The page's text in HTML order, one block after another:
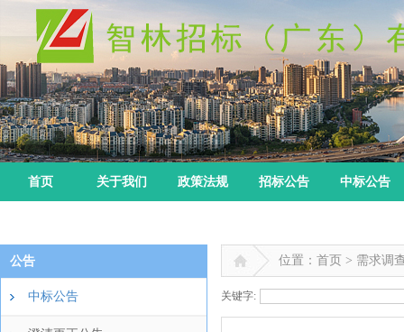
首页 关于我们 政策法规 招标公告 中标公告
公告
中标公告
位置：首页 > 需求调
关键字: